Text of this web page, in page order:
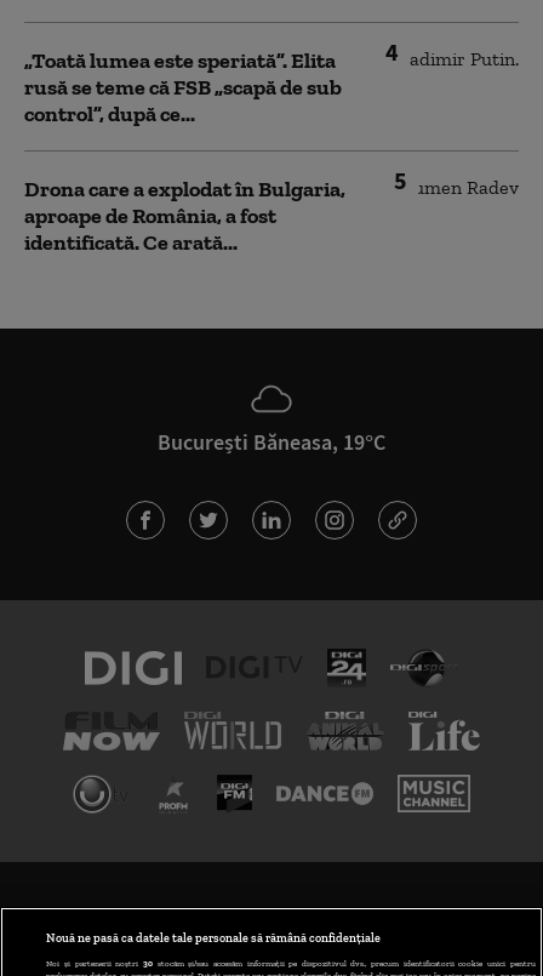
4
„Toată lumea este speriată”. Elita
rusă se teme că FSB „scapă de sub
control”, după ce...
5
Drona care a explodat în Bulgaria,
aproape de România, a fost
identificată. Ce arată...
București Băneasa, 19°C
Nouă ne pasă ca datele tale personale să rămână confidențiale
Noi și partenerii noștri 30stocăm și/sau accesăm informații pe dispozitivul dvs., precum identificatorii cookie unici pentru